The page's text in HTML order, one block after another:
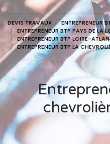
DEVIS TRAVAUX
ENTREPRENEUR
ENTREPRENEUR BTP PAYS DE LA
ENTREPRENEUR BTP LOIRE-
ENTREPRENEUR BTP LA
Entrepreneur btp à la